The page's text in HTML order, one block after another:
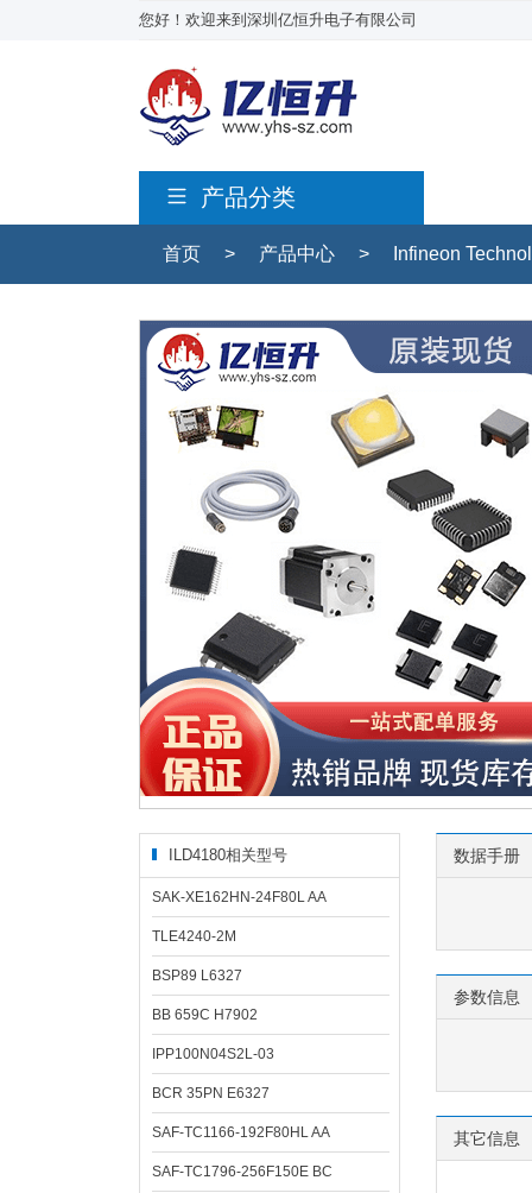
您好！欢迎来到深圳亿恒升电子有限公司
产品分类
首页 > 产品中心 > Infineon
ILD4180相关型号
SAK-XE162HN-24F80L AA
TLE4240-2M
BSP89 L6327
BB 659C H7902
IPP100N04S2L-03
BCR 35PN E6327
SAF-TC1166-192F80HL AA
SAF-TC1796-256F150E BC
数据手册
参数信息
其它信息